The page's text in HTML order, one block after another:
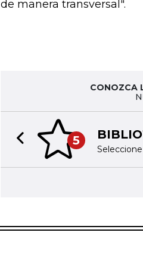
de manera transversal".
CONOZCA
5
Previous slide